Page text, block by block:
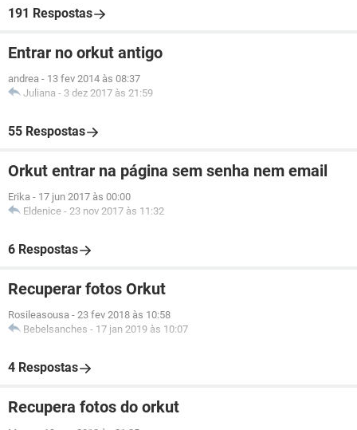
191 Respostas
Entrar no orkut antigo
andrea - 13 fev 2014 às 08:37
Juliana - 3 dez 2017 às 21:59
55 Respostas
Orkut entrar na página sem senha nem email
Erika - 17 jun 2017 às 00:00
Eldenice - 23 nov 2017 às 11:32
6 Respostas
Recuperar fotos Orkut
Rosileasousa - 23 fev 2018 às 10:58
Bebelsanches - 17 jan 2019 às 10:07
4 Respostas
Recupera fotos do orkut